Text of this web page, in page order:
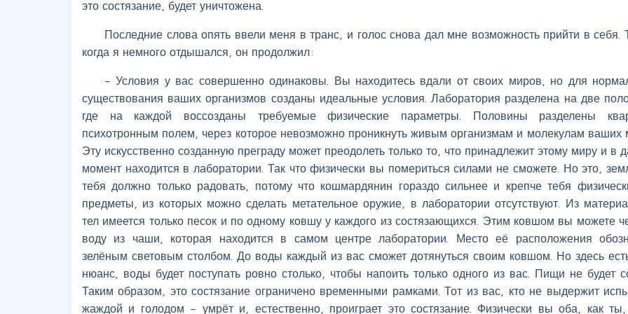
это состязание, будет уничтожена.
Последние слова опять ввели меня в транс, и голос снова дал мне возможность прийти в себя.
когда я немного отдышался, он продолжил:
– Условия у вас совершенно одинаковы. Вы находитесь вдали от своих миров, но для
существования ваших организмов созданы идеальные условия. Лаборатория разделена на две
где на каждой воссозданы требуемые физические параметры. Половины разделены
психотронным полем, через которое невозможно проникнуть живым организмам и молекулам ваших
Эту искусственно созданную преграду может преодолеть только то, что принадлежит этому миру и в
момент находится в лаборатории. Так что физически вы помериться силами не сможете. Но это,
тебя должно только радовать, потому что кошмардянин гораздо сильнее и крепче тебя
предметы, из которых можно сделать метательное оружие, в лаборатории отсутствуют. Из
тел имеется только песок и по одному ковшу у каждого из состязающихся. Этим ковшом вы можете
воду из чаши, которая находится в самом центре лаборатории. Место её расположения
зелёным световым столбом. До воды каждый из вас сможет дотянуться своим ковшом. Но здесь
нюанс, воды будет поступать ровно столько, чтобы напоить только одного из вас. Пищи не будет
Таким образом, это состязание ограничено временными рамками. Тот из вас, кто не выдержит
жаждой и голодом – умрёт и, естественно, проиграет это состязание. Физически вы оба, как